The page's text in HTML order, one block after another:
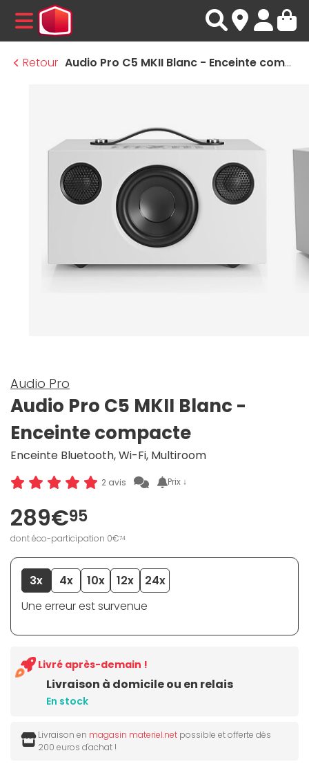
MENU
Retour
Audio Pro C5 MKII Blanc - Enceinte compacte
Audio Pro
Audio Pro C5 MKII Blanc -
Enceinte compacte
Enceinte Bluetooth, Wi-Fi, Multiroom
2 avis Prix ↓
289€95
dont éco-participation 0€74
3x 4x 10x 12x
24x
Une erreur est survenue
Livraison à domicile ou en relais
En stock
Livré après-demain !
Livraison en magasin materiel.net possible et offerte dès
200 euros d'achat !